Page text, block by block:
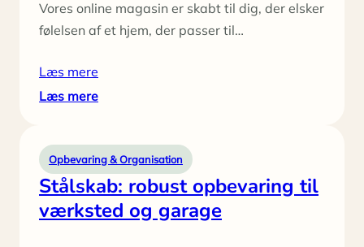
Vores online magasin er skabt til dig, der elsker
følelsen af et hjem, der passer til…
Læs mere
Læs mere:
Opbevaring & Organisation
Stålskab: robust opbevaring til
værksted og garage